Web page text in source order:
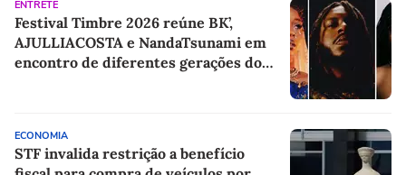
ENTRETÊ
Festival Timbre 2026 reúne BK’,
AJULLIACOSTA e NandaTsunami em
encontro de diferentes gerações do
ECONOMIA
STF invalida restrição a benefício